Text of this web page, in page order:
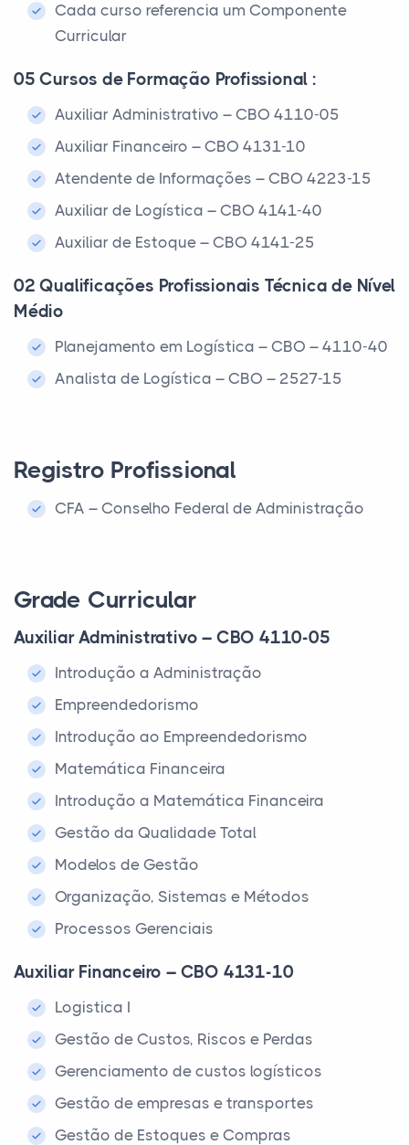
Cada curso referencia um Componente
Curricular
05 Cursos de Formação Profissional :
Auxiliar Administrativo – CBO 4110-05
Auxiliar Financeiro – CBO 4131-10
Atendente de Informações – CBO 4223-15
Auxiliar de Logística – CBO 4141-40
Auxiliar de Estoque – CBO 4141-25
02 Qualificações Profissionais Técnica de Nível
Médio
Planejamento em Logística – CBO – 4110-40
Analista de Logística – CBO – 2527-15
Registro Profissional
CFA – Conselho Federal de Administração
Grade Curricular
Auxiliar Administrativo – CBO 4110-05
Introdução a Administração
Empreendedorismo
Introdução ao Empreendedorismo
Matemática Financeira
Introdução a Matemática Financeira
Gestão da Qualidade Total
Modelos de Gestão
Organização, Sistemas e Métodos
Processos Gerenciais
Auxiliar Financeiro – CBO 4131-10
Logistica I
Gestão de Custos, Riscos e Perdas
Gerenciamento de custos logísticos
Gestão de empresas e transportes
Gestão de Estoques e Compras